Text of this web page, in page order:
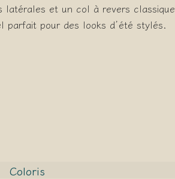
latérales et un col à revers classique
parfait pour des looks d’été stylés.
Coloris